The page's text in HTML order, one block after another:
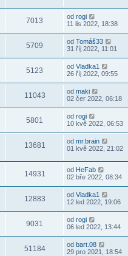
7013 od rogi
11 lis 2022, 18:38
5709 od Tomáš33
31 říj 2022, 11:01
5123 od Vladka1
26 říj 2022, 09:55
11043 od maki
02 čer 2022, 06:18
5801 od rogi
10 kvě 2022, 06:53
13681 od mr.brain
01 kvě 2022, 21:02
14931 od HeFab
02 bře 2022, 08:34
12883 od Vladka1
12 led 2022, 19:06
9031 od rogi
06 led 2022, 13:44
51184 od bart.08
29 pro 2021, 18:54